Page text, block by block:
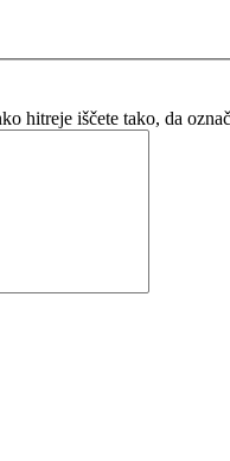
hitreje iščete tako, da